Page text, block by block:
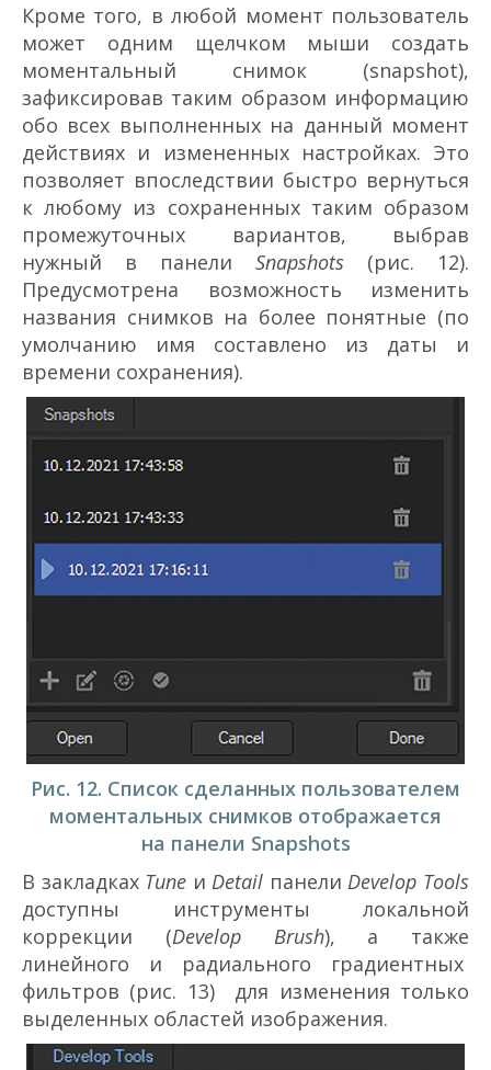
Кроме того, в любой момент пользователь
может одним щелчком мыши создать
моментальный снимок (snapshot),
зафиксировав таким образом информацию
обо всех выполненных на данный момент
действиях и измененных настройках. Это
позволяет впоследствии быстро вернуться
к любому из сохраненных таким образом
промежуточных вариантов, выбрав
нужный в панели Snapshots (рис. 12).
Предусмотрена возможность изменить
названия снимков на более понятные (по
умолчанию имя составлено из даты и
времени сохранения).
Рис. 12. Список сделанных пользователем
моментальных снимков отображается
на панели Snapshots
В закладках Tune иDetail панелиDevelop Tools
доступны инструменты локальной
коррекции (Develop Brush), а также
линейного и радиального градиентных
фильтров (рис. 13) для изменения только
выделенных областей изображения.